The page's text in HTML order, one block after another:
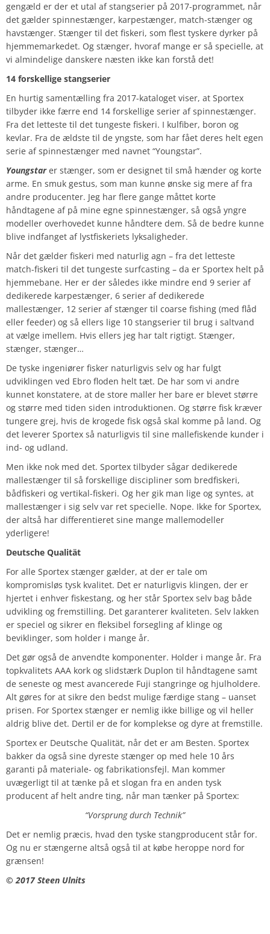
gengæld er der et utal af stangserier på 2017-programmet, når
det gælder spinnestænger, karpestænger, match-stænger og
havstænger. Stænger til det fiskeri, som flest tyskere dyrker på
hjemmemarkedet. Og stænger, hvoraf mange er så specielle, at
vi almindelige danskere næsten ikke kan forstå det!
14 forskellige stangserier
En hurtig samentælling fra 2017-kataloget viser, at Sportex
tilbyder ikke færre end 14 forskellige serier af spinnestænger.
Fra det letteste til det tungeste fiskeri. I kulfiber, boron og
kevlar. Fra de ældste til de yngste, som har fået deres helt egen
serie af spinnestænger med navnet “Youngstar”.
Youngstarer stænger, som er designet til små hænder og korte
arme. En smuk gestus, som man kunne ønske sig mere af fra
andre producenter. Jeg har flere gange måttet korte
håndtagene af på mine egne spinnestænger, så også yngre
modeller overhovedet kunne håndtere dem. Så de bedre kunne
blive indfanget af lystfiskeriets lyksaligheder.
Når det gælder fiskeri med naturlig agn – fra det letteste
match-fiskeri til det tungeste surfcasting – da er Sportex helt på
hjemmebane. Her er der således ikke mindre end 9 serier af
dedikerede karpestænger, 6 serier af dedikerede
mallestænger, 12 serier af stænger til coarse fishing (med flåd
eller feeder) og så ellers lige 10 stangserier til brug i saltvand
at vælge imellem. Hvis ellers jeg har talt rigtigt. Stænger,
stænger, stænger…
De tyske ingeniører fisker naturligvis selv og har fulgt
udviklingen ved Ebro floden helt tæt. De har som vi andre
kunnet konstatere, at de store maller her bare er blevet større
og større med tiden siden introduktionen. Og større fisk kræver
tungere grej, hvis de krogede fisk også skal komme på land. Og
det leverer Sportex så naturligvis til sine mallefiskende kunder i
ind- og udland.
Men ikke nok med det. Sportex tilbyder sågar dedikerede
mallestænger til så forskellige discipliner som bredfiskeri,
bådfiskeri og vertikal-fiskeri. Og her gik man lige og syntes, at
mallestænger i sig selv var ret specielle. Nope. Ikke for Sportex,
der altså har differentieret sine mange mallemodeller
yderligere!
Deutsche Qualität
For alle Sportex stænger gælder, at der er tale om
kompromisløs tysk kvalitet. Det er naturligvis klingen, der er
hjertet i enhver fiskestang, og her står Sportex selv bag både
udvikling og fremstilling. Det garanterer kvaliteten. Selv lakken
er speciel og sikrer en fleksibel forsegling af klinge og
beviklinger, som holder i mange år.
Det gør også de anvendte komponenter. Holder i mange år. Fra
topkvalitets AAA kork og slidstærk Duplon til håndtagene samt
de seneste og mest avancerede Fuji stangringe og hjulholdere.
Alt gøres for at sikre den bedst mulige færdige stang – uanset
prisen. For Sportex stænger er nemlig ikke billige og vil heller
aldrig blive det. Dertil er de for komplekse og dyre at fremstille.
Sportex er Deutsche Qualität, når det er am Besten. Sportex
bakker da også sine dyreste stænger op med hele 10 års
garanti på materiale- og fabrikationsfejl. Man kommer
uvægerligt til at tænke på et slogan fra en anden tysk
producent af helt andre ting, når man tænker på Sportex:
“Vorsprung durch Technik”
Det er nemlig præcis, hvad den tyske stangproducent står for.
Og nu er stængerne altså også til at købe heroppe nord for
grænsen!
© 2017 Steen Ulnits